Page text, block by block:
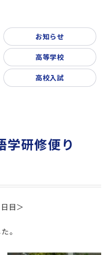
ご利用ガイド
お知らせ
高等学校
高校入試
学研修便り
目＞
。